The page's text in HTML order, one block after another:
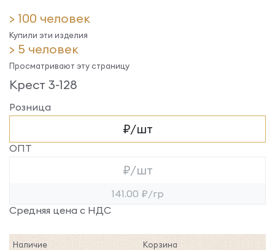
> 100 человек
Купили эти изделия
> 5 человек
Просматривают эту страницу
Крест 3-128
Розница
₽/шт
ОПТ
₽/шт
141.00 ₽/гр
Средняя цена с НДС
Наличие Корзина